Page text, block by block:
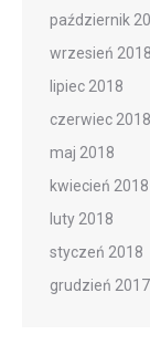
październik
wrzesień 2018
lipiec 2018
czerwiec 2018
maj 2018
kwiecień 2018
luty 2018
styczeń 2018
grudzień 2017